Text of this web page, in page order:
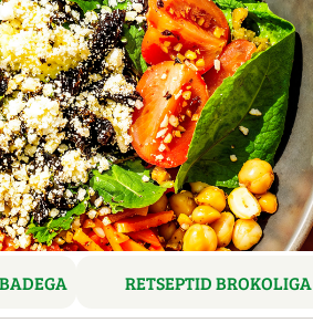
RETSEPTID BROKOLIGA